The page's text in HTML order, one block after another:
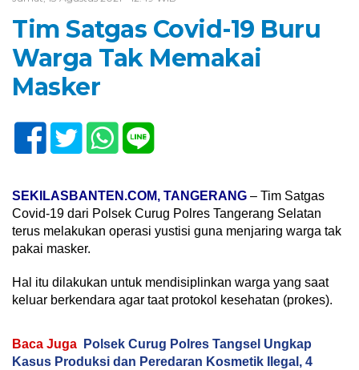
Tim Satgas Covid-19 Buru
Warga Tak Memakai
Masker
SEKILASBANTEN.COM, TANGERANG – Tim Satgas
Covid-19 dari Polsek Curug Polres Tangerang Selatan
terus melakukan operasi yustisi guna menjaring warga tak
pakai masker.
Hal itu dilakukan untuk mendisiplinkan warga yang saat
keluar berkendara agar taat protokol kesehatan (prokes).
Baca Juga
Polsek Curug Polres Tangsel Ungkap
Kasus Produksi dan Peredaran Kosmetik Ilegal, 4